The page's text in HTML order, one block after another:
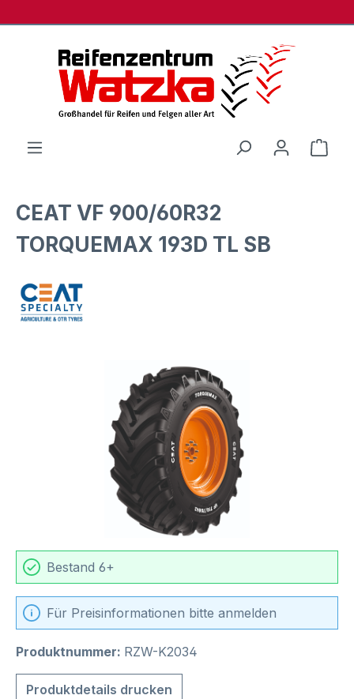
CEAT VF 900/60R32
TORQUEMAX 193D TL SB
Bildergalerie überspringen
Bestand 6+
Für Preisinformationen bitte anmelden
Produktnummer: RZW-K2034
Produktdetails drucken